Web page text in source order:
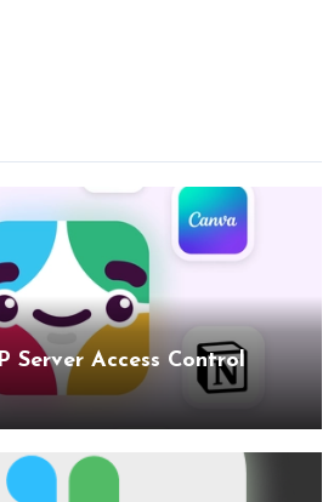
Server Access Control